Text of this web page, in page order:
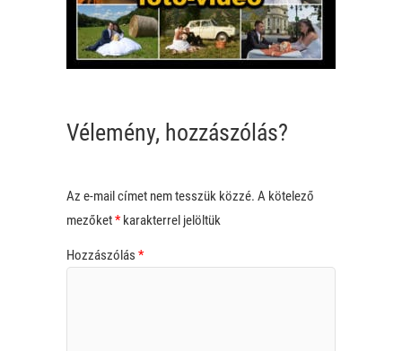
Vélemény, hozzászólás?
Az e-mail címet nem tesszük közzé. A kötelező
mezőket*karakterrel jelöltük
Hozzászólás *